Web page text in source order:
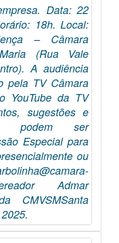
Data: 22
18h. Local:
– Câmara
(Rua Vale
A audiência
pela TV Câmara
YouTube da TV
sugestões e
podem ser
Especial para
ou
Admar
CMVSMSanta